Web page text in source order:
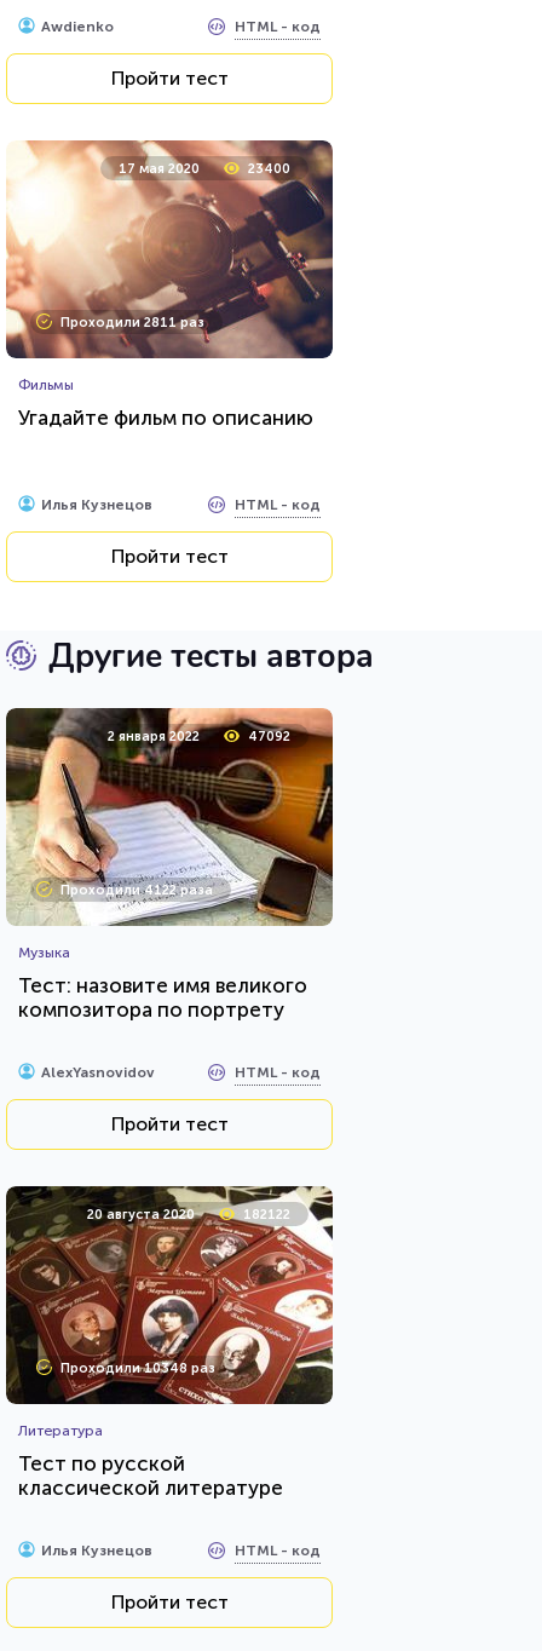
Awdienko HTML - код
Пройти тест
17 мая 2020 23400
Проходили 2811 раз
Фильмы
Угадайте фильм по описанию
Илья Кузнецов HTML - код
Пройти тест
Другие тесты автора
2 января 2022 47092
Проходили 4122 раза
Музыка
Тест: назовите имя великого
композитора по портрету
AlexYasnovidov HTML - код
Пройти тест
20 августа 2020 182122
Проходили 10348 раз
Литература
Тест по русской
классической литературе
Илья Кузнецов HTML - код
Пройти тест